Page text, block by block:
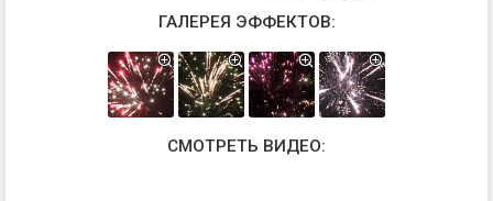
ГАЛЕРЕЯ ЭФФЕКТОВ:
СМОТРЕТЬ ВИДЕО: